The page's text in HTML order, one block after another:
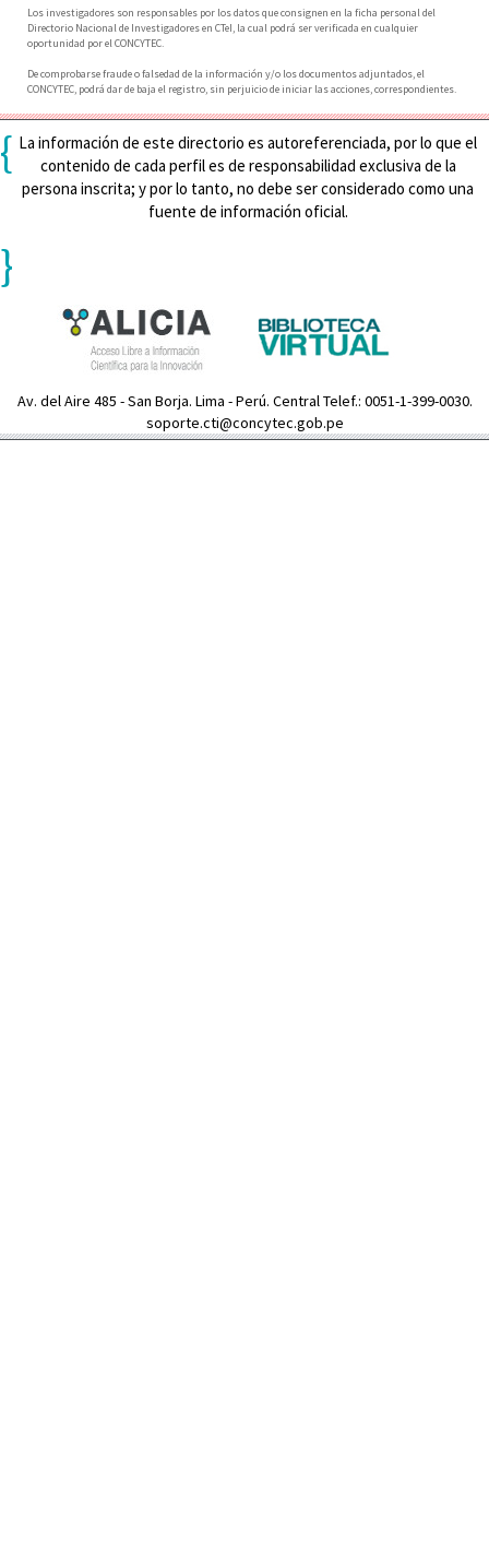
Los investigadores son responsables por los datos que consignen en la ficha personal del
Directorio Nacional de Investigadores en CTeI, la cual podrá ser verificada en cualquier
oportunidad por el CONCYTEC.
De comprobarse fraude o falsedad de la información y/o los documentos adjuntados, el
CONCYTEC, podrá dar de baja el registro, sin perjuicio de iniciar las acciones, correspondientes.
{ La información de este directorio es autoreferenciada, por lo que el
contenido de cada perfil es de responsabilidad exclusiva de la
persona inscrita; y por lo tanto, no debe ser considerado como una
fuente de información oficial.
}
Av. del Aire 485 - San Borja. Lima - Perú. Central Telef.: 0051-1-399-0030.
soporte.cti@concytec.gob.pe